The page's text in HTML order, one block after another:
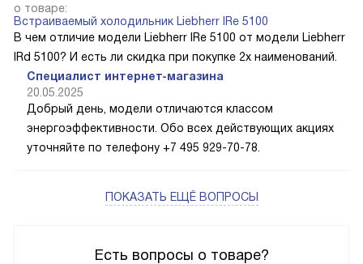
Есть вопросы о товаре?
о товаре:
Встраиваемый холодильник Liebherr IRe 5100
В чем отличие модели Liebherr IRe 5100 от модели Liebherr
IRd 5100? И есть ли скидка при покупке 2х наименований.
Специалист интернет-магазина
20.05.2025
Добрый день, модели отличаются классом
энергоэффективности. Обо всех действующих акциях
уточняйте по телефону +7 495 929-70-78.
ПОКАЗАТЬ ЕЩЁ ВОПРОСЫ